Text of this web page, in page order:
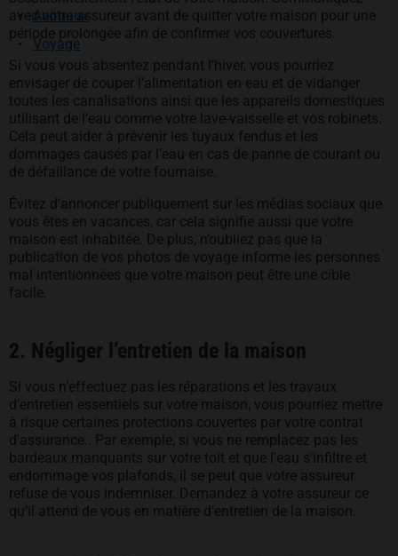
Animaux
Voyage
avec votre assureur avant de quitter votre maison pour une
période prolongée afin de confirmer vos couvertures.
Si vous vous absentez pendant l’hiver, vous pourriez
envisager de couper l’alimentation en eau et de vidanger
toutes les canalisations ainsi que les appareils domestiques
utilisant de l’eau comme votre lave-vaisselle et vos robinets.
Cela peut aider à prévenir les tuyaux fendus et les
dommages causés par l’eau en cas de panne de courant ou
de défaillance de votre fournaise.
Évitez d’annoncer publiquement sur les médias sociaux que
vous êtes en vacances, car cela signifie aussi que votre
maison est inhabitée. De plus, n’oubliez pas que la
publication de vos photos de voyage informe les personnes
mal intentionnées que votre maison peut être une cible
facile.
2. Négliger l’entretien de la maison
Si vous n’effectuez pas les réparations et les travaux
d’entretien essentiels sur votre maison, vous pourriez mettre
à risque certaines protections couvertes par votre contrat
d'assurance.. Par exemple, si vous ne remplacez pas les
bardeaux manquants sur votre toit et que l'eau s'infiltre et
endommage vos plafonds, il se peut que votre assureur
refuse de vous indemniser. Demandez à votre assureur ce
qu’il attend de vous en matière d’entretien de la maison.